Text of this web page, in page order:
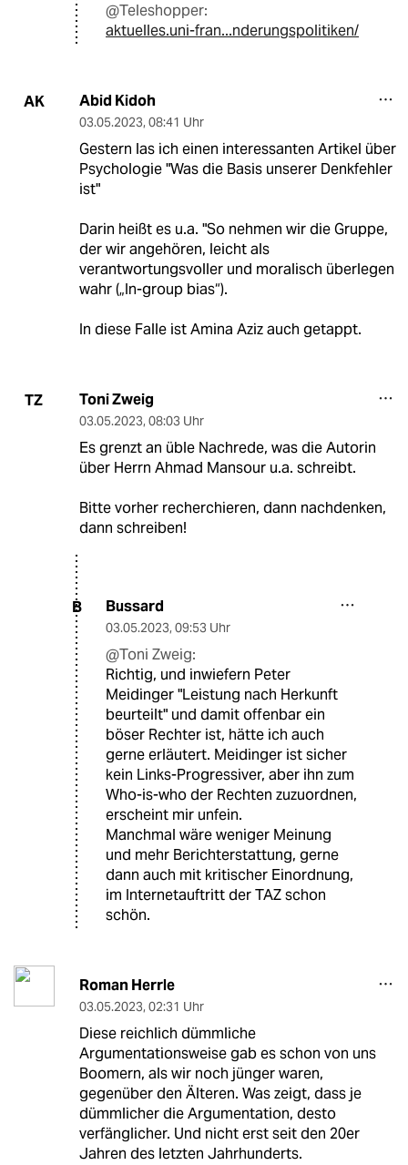
@Teleshopper:
aktuelles.uni-fran...nderungspolitiken/
AK Abid Kidoh
03.05.2023, 08:41 Uhr
Gestern las ich einen interessanten Artikel über
Psychologie "Was die Basis unserer Denkfehler
ist"
Darin heißt es u.a. "So nehmen wir die Gruppe,
der wir angehören, leicht als
verantwortungsvoller und moralisch überlegen
wahr („In-group bias“).
In diese Falle ist Amina Aziz auch getappt.
TZ Toni Zweig
03.05.2023, 08:03 Uhr
Es grenzt an üble Nachrede, was die Autorin
über Herrn Ahmad Mansour u.a. schreibt.
Bitte vorher recherchieren, dann nachdenken,
dann schreiben!
B Bussard
03.05.2023, 09:53 Uhr
@Toni Zweig:
Richtig, und inwiefern Peter
Meidinger "Leistung nach Herkunft
beurteilt" und damit offenbar ein
böser Rechter ist, hätte ich auch
gerne erläutert. Meidinger ist sicher
kein Links-Progressiver, aber ihn zum
Who-is-who der Rechten zuzuordnen,
erscheint mir unfein.
Manchmal wäre weniger Meinung
und mehr Berichterstattung, gerne
dann auch mit kritischer Einordnung,
im Internetauftritt der TAZ schon
schön.
Roman Herrle
03.05.2023, 02:31 Uhr
Diese reichlich dümmliche
Argumentationsweise gab es schon von uns
Boomern, als wir noch jünger waren,
gegenüber den Älteren. Was zeigt, dass je
dümmlicher die Argumentation, desto
verfänglicher. Und nicht erst seit den 20er
Jahren des letzten Jahrhunderts.